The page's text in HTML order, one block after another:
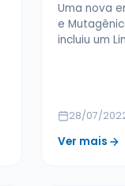
Uma nova
e
incluiu um
28/07/
Ver mais